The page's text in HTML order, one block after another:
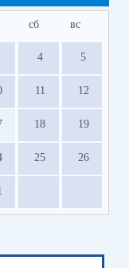
сб вс
4 5
11 12
18 19
25 26